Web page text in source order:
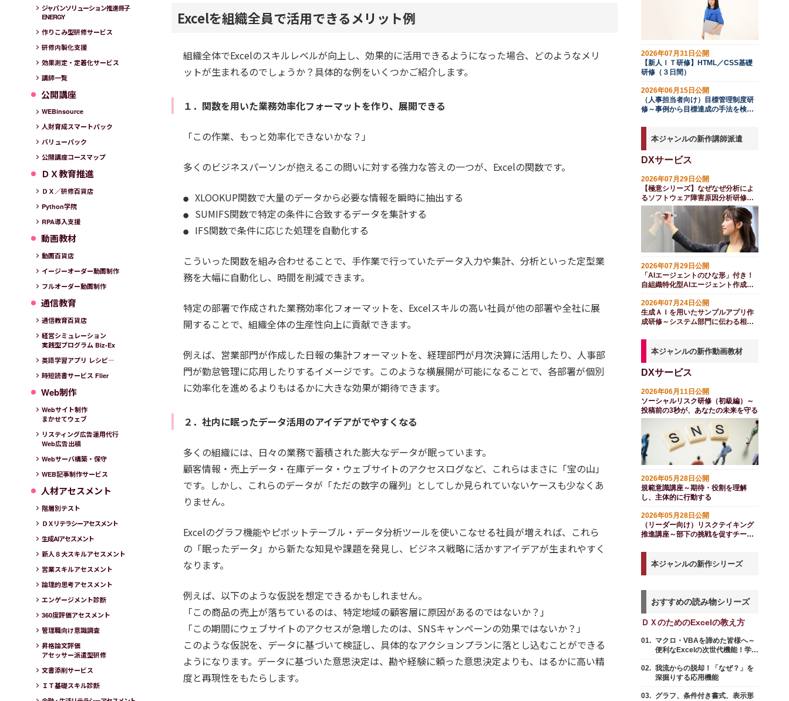
Excelを組織全員で活用できるメリット例
組織全体でExcelのスキルレベルが向上し、効果的に活用できるようになった場合、どのようなメリ
ットが生まれるのでしょうか？具体的な例をいくつかご紹介します。
１．関数を用いた業務効率化フォーマットを作り、展開できる
「この作業、もっと効率化できないかな？」
多くのビジネスパーソンが抱えるこの問いに対する強力な答えの一つが、Excelの関数です。
XLOOKUP関数で大量のデータから必要な情報を瞬時に抽出する
SUMIFS関数で特定の条件に合致するデータを集計する
IFS関数で条件に応じた処理を自動化する
こういった関数を組み合わせることで、手作業で行っていたデータ入力や集計、分析といった定型業
務を大幅に自動化し、時間を削減できます。
特定の部署で作成された業務効率化フォーマットを、Excelスキルの高い社員が他の部署や全社に展
開することで、組織全体の生産性向上に貢献できます。
例えば、営業部門が作成した日報の集計フォーマットを、経理部門が月次決算に活用したり、人事部
門が勤怠管理に応用したりするイメージです。このような横展開が可能になることで、各部署が個別
に効率化を進めるよりもはるかに大きな効果が期待できます。
２．社内に眠ったデータ活用のアイデアがでやすくなる
多くの組織には、日々の業務で蓄積された膨大なデータが眠っています。
顧客情報・売上データ・在庫データ・ウェブサイトのアクセスログなど、これらはまさに「宝の山」
です。しかし、これらのデータが「ただの数字の羅列」としてしか見られていないケースも少なくあ
りません。
Excelのグラフ機能やピボットテーブル・データ分析ツールを使いこなせる社員が増えれば、これら
の「眠ったデータ」から新たな知見や課題を発見し、ビジネス戦略に活かすアイデアが生まれやすく
なります。
例えば、以下のような仮説を想定できるかもしれません。
「この商品の売上が落ちているのは、特定地域の顧客層に原因があるのではないか？」
「この期間にウェブサイトのアクセスが急増したのは、SNSキャンペーンの効果ではないか？」
このような仮説を、データに基づいて検証し、具体的なアクションプランに落とし込むことができる
ようになります。データに基づいた意思決定は、勘や経験に頼った意思決定よりも、はるかに高い精
度と再現性をもたらします。
ジャパンソリューション推進冊子
ENERGY
作りこみ型研修サービス
研修内製化支援
効果測定・定着化サービス
講師一覧
公開講座
WEBinsource
人財育成スマートパック
バリューパック
公開講座コースマップ
ＤＸ教育推進
ＤＸ／研修百貨店
Python学院
RPA導入支援
動画教材
動画百貨店
イージーオーダー動画制作
フルオーダー動画制作
通信教育
通信教育百貨店
経営シミュレーション
実践型プログラム Biz-Ex
英語学習アプリ レシピ―
時短読書サービス Flier
Web制作
Webサイト制作
まかせてウェブ
リスティング広告運用代行
Web広告出稿
Webサーバ構築・保守
WEB記事制作サービス
人材アセスメント
階層別テスト
ＤＸリテラシーアセスメント
生成AIアセスメント
新人８大スキルアセスメント
営業スキルアセスメント
論理的思考アセスメント
エンゲージメント診断
360度評価アセスメント
管理職向け意識調査
昇格論文評価
アセッサー派遣型研修
文書添削サービス
ＩＴ基礎スキル診断
2026年07月31日公開
【新人ＩＴ研修】HTML／CSS基礎
研修（３日間）
2026年06月15日公開
（人事担当者向け）目標管理制度研
修～事例から目標達成の手法を検討
本ジャンルの新作講師派遣
DXサービス
2026年07月29日公開
【極意シリーズ】なぜなぜ分析によ
るソフトウェア障害原因分析研修
（１日間）
2026年07月29日公開
「AIエージェントのひな形」付き！
自組織特化型AIエージェント作成研
2026年07月24日公開
生成ＡＩを用いたサンプルアプリ作
成研修～システム部門に伝わる相談
本ジャンルの新作動画教材
DXサービス
2026年06月11日公開
ソーシャルリスク研修（初級編）～
投稿前の3秒が、あなたの未来を守る
2026年05月28日公開
規範意識講座～期待・役割を理解
し、主体的に行動する
2026年05月28日公開
（リーダー向け）リスクテイキング
推進講座～部下の挑戦を促すチーム
本ジャンルの新作シリーズ
おすすめの読み物シリーズ
ＤＸのためのExcelの教え方
マクロ・VBAを諦めた皆様へ～
便利なExcelの次世代機能！学習
（2025年版）
我流からの脱却！「なぜ？」を
深掘りする応用機能
グラフ、条件付き書式、表示形